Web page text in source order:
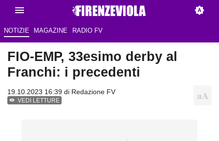
NOTIZIE MAGAZINE RADIO FV
FIO-EMP, 33esimo derby al
Franchi: i precedenti
19.10.2023 16:39 di Redazione FV
VEDI LETTURE